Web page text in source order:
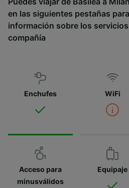
en las siguientes pestañas
información sobre los
compañía
Enchufes WiFi
Acceso para
minusválidos
Equipaje